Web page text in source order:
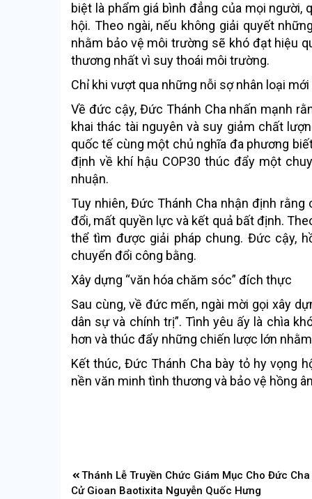
biệt là phẩm giá bình đẳng của mọi người,
hội. Theo ngài, nếu không giải quyết
nhằm bảo vệ môi trường sẽ khó đạt hiệu
thương nhất vì suy thoái môi trường.
Chỉ khi vượt qua những nỗi sợ nhân loại
Về đức cậy, Đức Thánh Cha nhấn mạnh
khai thác tài nguyên và suy giảm chất
quốc tế cùng một chủ nghĩa đa phương
định về khí hậu COP30 thúc đẩy một
nhuận.
Tuy nhiên, Đức Thánh Cha nhận định
đổi, mất quyền lực và kết quả bất định.
thể tìm được giải pháp chung. Đức cậy,
chuyển đổi công bằng.
Xây dựng “văn hóa chăm sóc” đích thực
Sau cùng, về đức mến, ngài mời gọi xây
dân sự và chính trị”. Tình yêu ấy là chìa
hơn và thúc đẩy những chiến lược lớn
Kết thúc, Đức Thánh Cha bày tỏ hy vọng
nền văn minh tình thương và bảo vệ hồng
Điều
hướng
Thánh Lễ Truyền Chức Giám Mục Cho Đức Cha
Cử Gioan Baotixita Nguyễn Quốc Hưng